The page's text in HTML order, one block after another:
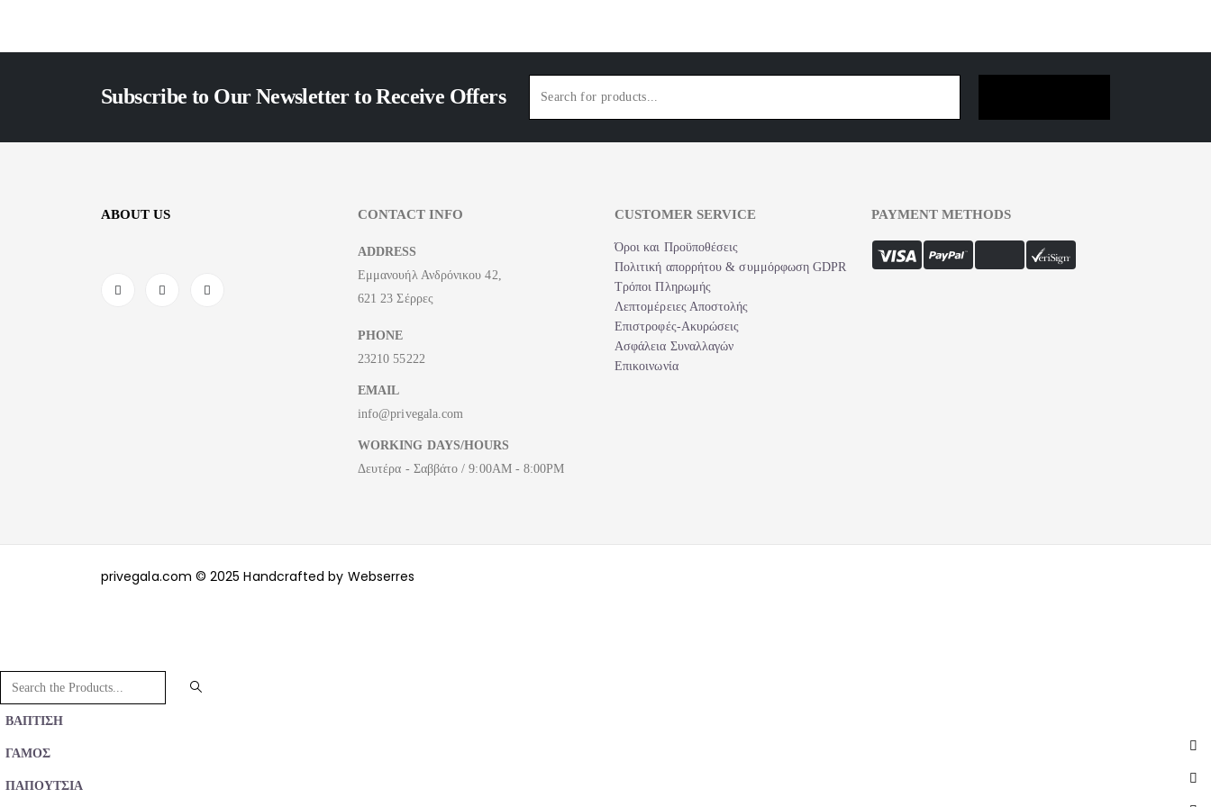
Subscribe to Our Newsletter to Receive Offers
ABOUT US CONTACT INFO
ADDRESS
Εμμανουήλ Ανδρόνικου 42,
621 23 Σέρρες
PHONE
23210 55222
EMAIL
info@privegala.com
WORKING DAYS/HOURS
Δευτέρα - Σαββάτο / 9:00AM - 8:00PM
CUSTOMER SERVICE
Όροι και Προϋποθέσεις
Πολιτική απορρήτου & συμμόρφωση GDPR
Τρόποι Πληρωμής
Λεπτομέρειες Αποστολής
Επιστροφές-Ακυρώσεις
Ασφάλεια Συναλλαγών
Επικοινωνία
PAYMENT METHODS
privegala.com © 2025 Handcrafted by Webserres
ΒΑΠΤΙΣΗ
ΓΑΜΟΣ
ΠΑΠΟΥΤΣΙΑ